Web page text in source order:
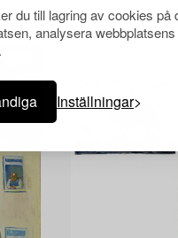
du till lagring av cookies på
analysera webbplatsens
Inställningar
tittat på